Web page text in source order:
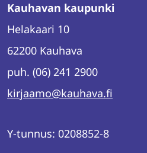
Kauhavan kaupunki
Helakaari 10
62200 Kauhava
puh. (06) 241 2900
kirjaamo@kauhava.fi
Y-tunnus: 0208852-8